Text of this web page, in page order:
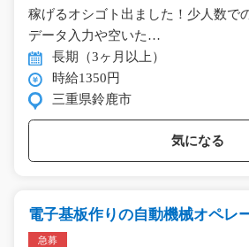
稼げるオシゴト出ました！少人数で
データ入力や空いた…
長期（3ヶ月以上）
時給1350円
三重県鈴鹿市
気になる
電子基板作りの自動機械オペレ
急募